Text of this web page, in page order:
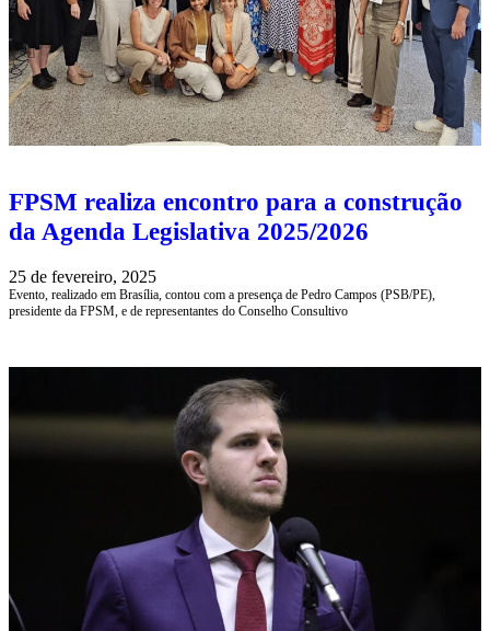
FPSM realiza encontro para a construção
da Agenda Legislativa 2025/2026
25 de fevereiro, 2025
Evento, realizado em Brasília, contou com a presença de Pedro Campos (PSB/PE),
presidente da FPSM, e de representantes do Conselho Consultivo